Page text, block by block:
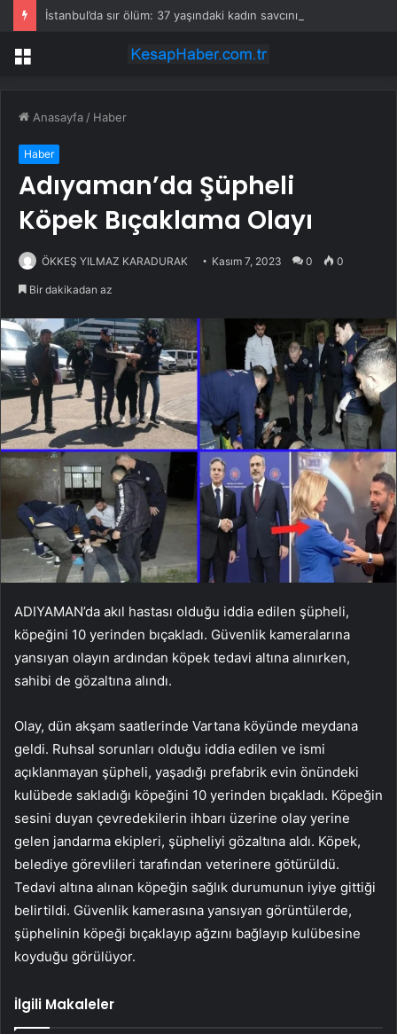
Menü
Anasayfa / Haber
Haber
Adıyaman’da Şüpheli
Köpek Bıçaklama Olayı
ÖKKEŞ YILMAZ KARADURAK Kasım 7, 2023 0 0
Bir dakikadan az
ADIYAMAN’da akıl hastası olduğu iddia edilen şüpheli,
köpeğini 10 yerinden bıçakladı. Güvenlik kameralarına
yansıyan olayın ardından köpek tedavi altına alınırken,
sahibi de gözaltına alındı.
Olay, dün akşam saatlerinde Vartana köyünde meydana
geldi. Ruhsal sorunları olduğu iddia edilen ve ismi
açıklanmayan şüpheli, yaşadığı prefabrik evin önündeki
kulübede sakladığı köpeğini 10 yerinden bıçakladı. Köpeğin
sesini duyan çevredekilerin ihbarı üzerine olay yerine
gelen jandarma ekipleri, şüpheliyi gözaltına aldı. Köpek,
belediye görevlileri tarafından veterinere götürüldü.
Tedavi altına alınan köpeğin sağlık durumunun iyiye gittiği
belirtildi. Güvenlik kamerasına yansıyan görüntülerde,
şüphelinin köpeği bıçaklayıp ağzını bağlayıp kulübesine
koyduğu görülüyor.
İlgili Makaleler